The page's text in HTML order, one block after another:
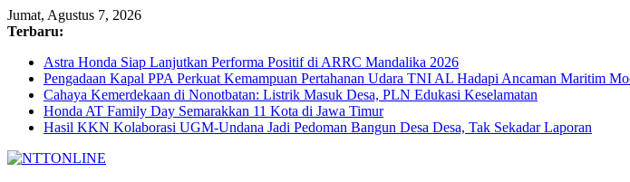
Jumat, Agustus 7, 2026
Terbaru:
Astra Honda Siap Lanjutkan Performa Positif di ARRC Mandalika 2026
Pengadaan Kapal PPA Perkuat Kemampuan Pertahanan Udara TNI AL Hadapi Ancaman Maritim
Cahaya Kemerdekaan di Nonotbatan: Listrik Masuk Desa, PLN Edukasi Keselamatan
Honda AT Family Day Semarakkan 11 Kota di Jawa Timur
Hasil KKN Kolaborasi UGM-Undana Jadi Pedoman Bangun Desa Desa, Tak Sekadar Laporan